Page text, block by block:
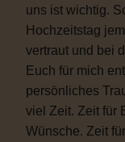
uns ist wichtig.
Hochzeitstag
vertraut und bei
Euch für mich
persönliches
viel Zeit. Zeit für
Wünsche. Zeit